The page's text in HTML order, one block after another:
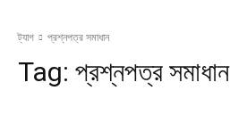
ট্যাগ প্রশ্নপত্র সমাধান
Tag: প্রশ্নপত্র সমাধান